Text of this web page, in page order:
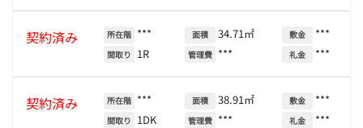
契約済み 所在階 ***
間取り 1R
面積 34.71㎡
管理費 ***
敷金 ***
礼金 ***
契約済み 所在階 ***
間取り 1DK
面積 38.91㎡
管理費 ***
敷金 ***
礼金 ***